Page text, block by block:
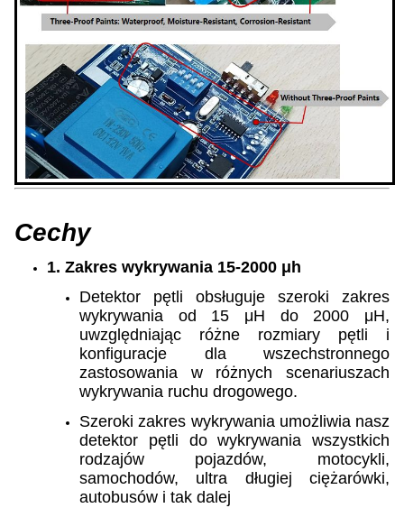
Cechy
1. Zakres wykrywania 15-2000 μh
Detektor pętli obsługuje szeroki zakres
wykrywania od 15 μH do 2000 μH,
uwzględniając różne rozmiary pętli i
konfiguracje dla wszechstronnego
zastosowania w różnych scenariuszach
wykrywania ruchu drogowego.
Szeroki zakres wykrywania umożliwia nasz
detektor pętli do wykrywania wszystkich
rodzajów pojazdów, motocykli,
samochodów, ultra długiej ciężarówki,
autobusów i tak dalej